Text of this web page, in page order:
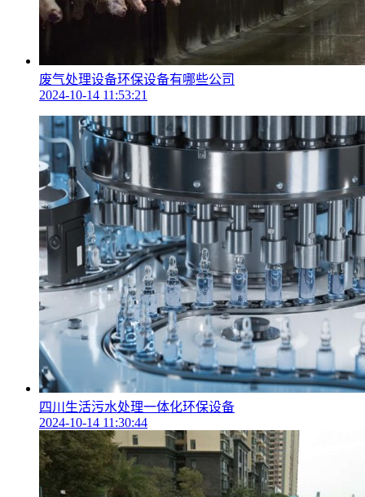
废气处理设备环保设备有哪些公司
2024-10-14 11:53:21
四川生活污水处理一体化环保设备
2024-10-14 11:30:44